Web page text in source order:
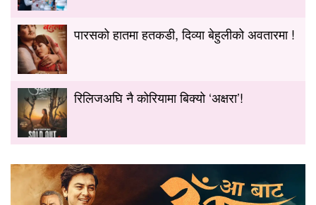
पारसको हातमा हतकडी, दिव्या बेहुलीको अवतारमा !
रिलिजअघि नै कोरियामा बिक्यो ‘अक्षरा’!